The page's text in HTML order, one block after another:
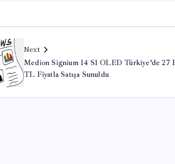
Next
Medion Signium 14 S1 OLED Türkiye’de 27
TL Fiyatla Satışa Sunuldu